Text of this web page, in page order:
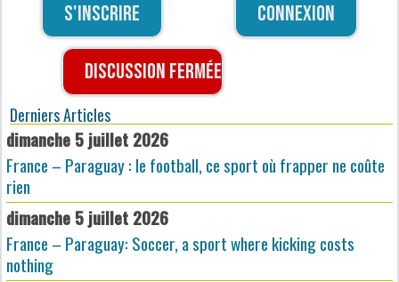
S'inscrire Connexion
Discussion fermée
Derniers Articles
dimanche 5 juillet 2026
France – Paraguay : le football, ce sport où frapper ne coûte
rien
dimanche 5 juillet 2026
France – Paraguay: Soccer, a sport where kicking costs
nothing